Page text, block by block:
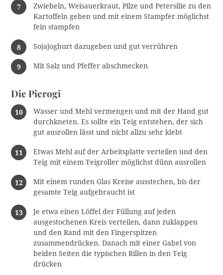
Zwiebeln, Weisauerkraut, Pilze und Petersilie zu den
Kartoffeln geben und mit einem Stampfer möglichst
fein stampfen
Sojajoghurt dazugeben und gut verrühren
Mit Salz und Pfeffer abschmecken
Die Pierogi
Wasser und Mehl vermengen und mit der Hand gut
durchkneten. Es sollte ein Teig entstehen, der sich
gut ausrollen lässt und nicht allzu sehr klebt
Etwas Mehl auf der Arbeitsplatte verteilen und den
Teig mit einem Teigroller möglichst dünn ausrollen
Mit einem runden Glas Kreise ausstechen, bis der
gesamte Teig aufgebraucht ist
Je etwa einen Löffel der Füllung auf jeden
ausgestochenen Kreis verteilen, dann zuklappen
und den Rand mit den Fingerspitzen
zusammendrücken. Danach mit einer Gabel von
beiden Seiten die typischen Rillen in den Teig
drücken